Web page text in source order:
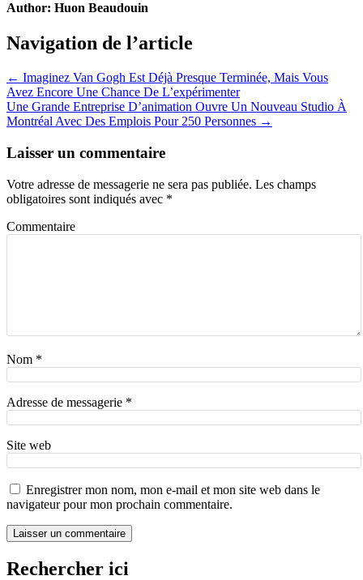
Author: Huon Beaudouin
Navigation de l’article
← Imaginez Van Gogh Est Déjà Presque Terminée, Mais Vous
Avez Encore Une Chance De L’expérimenter
Une Grande Entreprise D’animation Ouvre Un Nouveau Studio À
Montréal Avec Des Emplois Pour 250 Personnes →
Laisser un commentaire
Votre adresse de messagerie ne sera pas publiée. Les champs
obligatoires sont indiqués avec *
Commentaire
Nom *
Adresse de messagerie *
Site web
Enregistrer mon nom, mon e-mail et mon site web dans le
navigateur pour mon prochain commentaire.
Rechercher ici